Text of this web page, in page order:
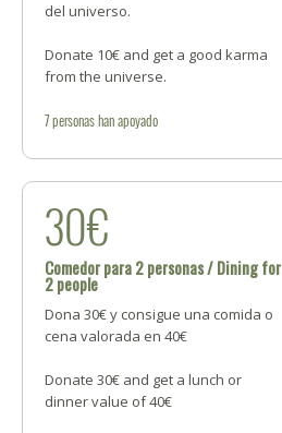
del universo.
Donate 10€ and get a good karma
from the universe.
7personashan apoyado
30€
Comedor para 2 personas / Dining for
2 people
Dona 30€ y consigue una comida o
cena valorada en 40€
Donate 30€ and get a lunch or
dinner value of 40€